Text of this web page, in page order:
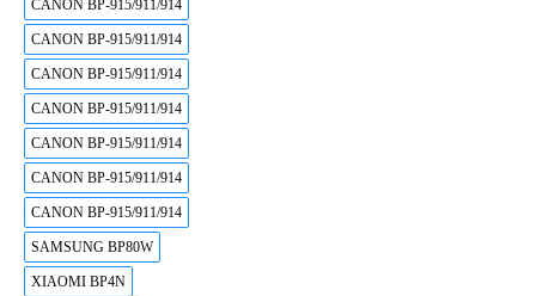
CANON BP-915/911/914
CANON BP-915/911/914
CANON BP-915/911/914
CANON BP-915/911/914
CANON BP-915/911/914
CANON BP-915/911/914
CANON BP-915/911/914
SAMSUNG BP80W
XIAOMI BP4N